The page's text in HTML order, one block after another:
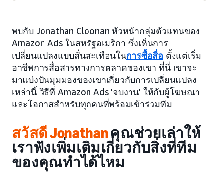
พบกับ Jonathan Cloonan หัวหน้ากลุ่มตัวแทนของ
Amazon Ads ในสหรัฐอเมริกา ซึ่งเห็นการ
เปลี่ยนแปลงแบบสั่นสะเทือนในการซื้อสื่อ ตั้งแต่เริ่ม
อาชีพการสื่อสารทางการตลาดของเขา ที่นี่ เขาจะ
มาแบ่งปันมุมมองของเขาเกี่ยวกับการเปลี่ยนแปลง
เหล่านี้ วิธีที่ Amazon Ads 'จบงาน' ให้กับผู้โฆษณา
และโอกาสสำหรับทุกคนที่พร้อมเข้าร่วมทีม
สวัสดี Jonathanคุณช่วยเล่าให้
เราฟังเพิ่มเติมเกี่ยวกับสิ่งที่ทีม
ของคุณทำได้ไหม